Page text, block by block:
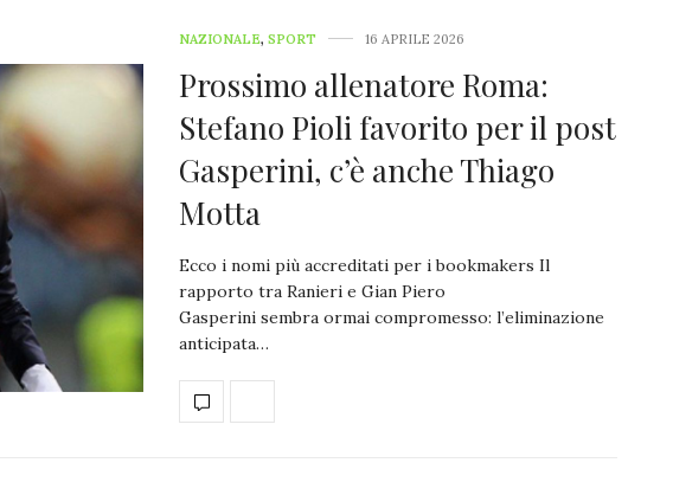
NAZIONALE, SPORT 16 APRILE 2026
Prossimo allenatore Roma:
Stefano Pioli favorito per il post
Gasperini, c’è anche Thiago
Motta
Ecco i nomi più accreditati per i bookmakers Il
rapporto tra Ranieri e Gian Piero
Gasperini sembra ormai compromesso: l’eliminazione
anticipata…